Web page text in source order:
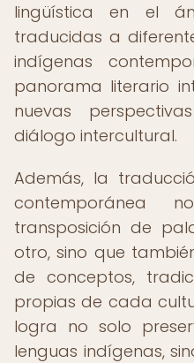
lingüística en el
traducidas a
indígenas
panorama literario
nuevas
diálogo intercultural.
Además, la
contemporánea
transposición de
otro, sino que
de conceptos,
propias de cada
logra no solo
lenguas indígenas,